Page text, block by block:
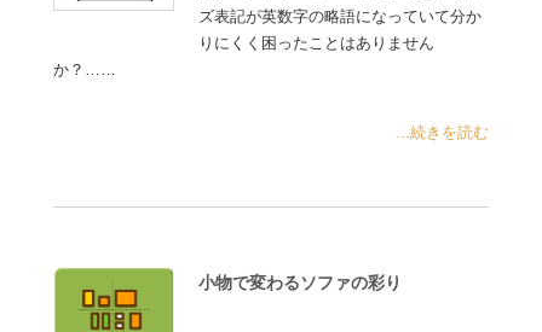
ズ表記が英数字の略語になっていて分か
りにくく困ったことはありません
か？……
...続きを読む
小物で変わるソファの彩り